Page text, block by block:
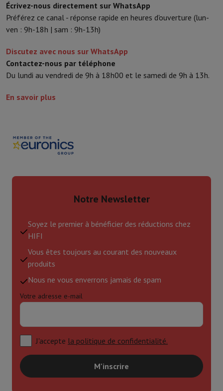
Écrivez-nous directement sur WhatsApp
Préférez ce canal - réponse rapide en heures d'ouverture (lun-
ven : 9h-18h | sam : 9h-13h)
Discutez avec nous sur WhatsApp
Contactez-nous par téléphone
Du lundi au vendredi de 9h à 18h00 et le samedi de 9h à 13h.
En savoir plus
Notre Newsletter
Soyez le premier à bénéficier des réductions chez
HIFI
Vous êtes toujours au courant des nouveaux
produits
Nous ne vous enverrons jamais de spam
Votre adresse e-mail
J'accepte la politique de confidentialité.
M'inscrire